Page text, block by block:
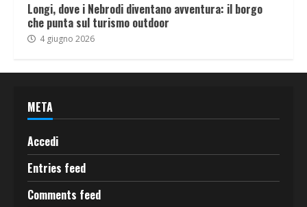
Longi, dove i Nebrodi diventano avventura: il borgo
che punta sul turismo outdoor
4 giugno 2026
META
Accedi
Entries feed
Comments feed